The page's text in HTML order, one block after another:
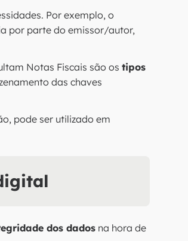
Por exemplo, o
por parte do emissor/autor,
Notas Fiscais são os tipos
das chaves
pode ser utilizado em
dos dadosna hora de